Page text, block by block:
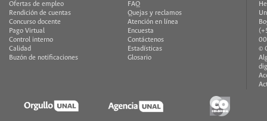
Ofertas de empleo
Rendición de cuentas
Concurso docente
Pago Virtual
Control interno
Calidad
Buzón de notificaciones
FAQ
Quejas y reclamos
Atención en línea
Encuesta
Contáctenos
Estadísticas
Glosario
©